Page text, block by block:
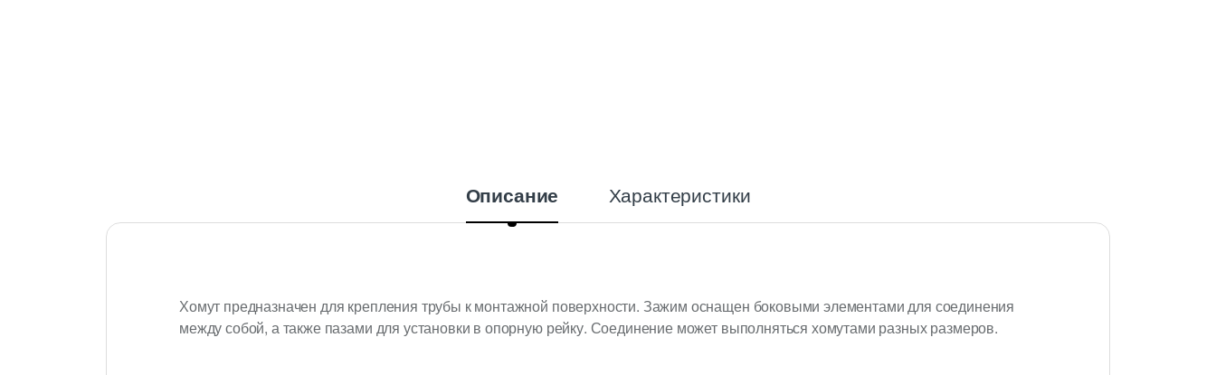
Описание Характеристики
Хомут предназначен для крепления трубы к монтажной поверхности. Зажим оснащен боковыми элементами для соединения
между собой, а также пазами для установки в опорную рейку. Соединение может выполняться хомутами разных размеров.